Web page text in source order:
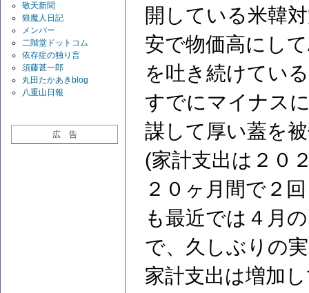
敬天新聞
狼魔人日記
メンバー
二階堂ドットコム
依存症の独り言
須藤甚一郎
丸田たかあきblog
八重山日報
広 告
開している米韓
安で物価高にし
を吐き続けてい
すでにマイナス
謀して厚い蓋を
(家計支出は２０
２０ヶ月間で２
も最近では４月
で、久しぶりの
家計支出は増加